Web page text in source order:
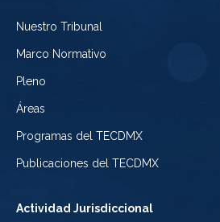
Nuestro Tribunal
Marco Normativo
Pleno
Áreas
Programas del TECDMX
Publicaciones del TECDMX
Actividad Jurisdiccional